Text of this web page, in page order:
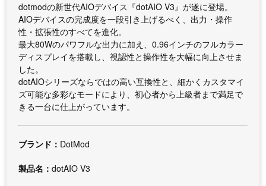
dotmodの新世代AIOデバイス『dotAIO V3』が遂に登場。
AIOデバイスの完成度を一段引き上げるべく、出力・操作
性・拡張性のすべてを進化。
最大80Wのパワフルな出力に加え、0.96インチのフルカラー
ディスプレイを搭載し、視認性と操作性を大幅に向上させま
した。
dotAIOシリーズならではの高い互換性と、細かくカスタマイ
ズ可能な多彩なモードにより、初心者から上級者まで満足で
きる一台に仕上がっています。
ブランド： DotMod
製品名：dotAIO V3